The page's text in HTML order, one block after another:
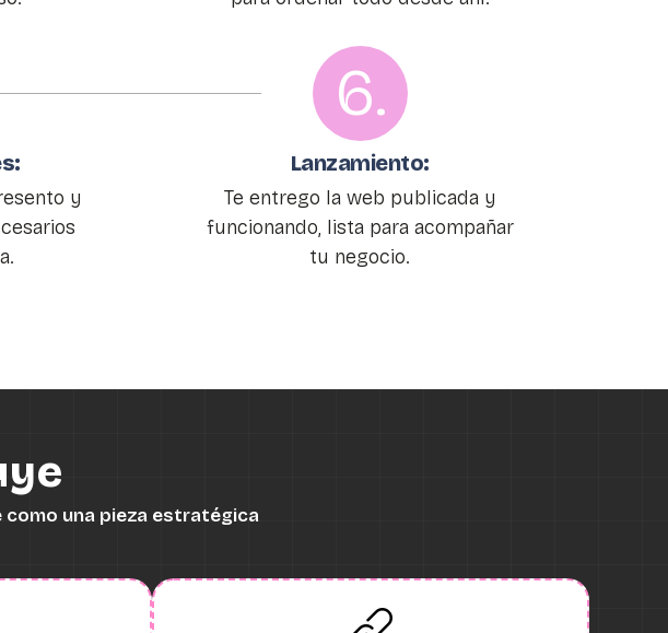
y
6.
Lanzamiento:
Te entrego la web publicada y
funcionando, lista para acompañar
tu negocio.
como una pieza estratégica